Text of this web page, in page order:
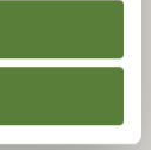
-lehden
.